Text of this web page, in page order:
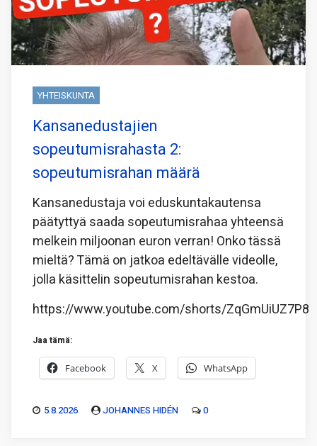
YHTEISKUNTA
Kansanedustajien
sopeutumisrahasta 2:
sopeutumisrahan määrä
Kansanedustaja voi eduskuntakautensa
päätyttyä saada sopeutumisrahaa yhteensä
melkein miljoonan euron verran! Onko tässä
mieltä? Tämä on jatkoa edeltävälle videolle,
jolla käsittelin sopeutumisrahan kestoa.
https://www.youtube.com/shorts/ZqGmUiUZ7P8
Jaa tämä:
Facebook X WhatsApp
5.8.2026 JOHANNES HIDÉN 0